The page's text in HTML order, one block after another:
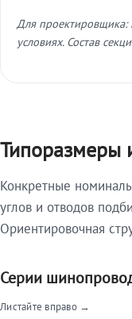
Для проектировщика:
условиях. Состав
Типоразмеры
Конкретные
углов и отводов
Ориентировочная
Серии
Листайте вправо →